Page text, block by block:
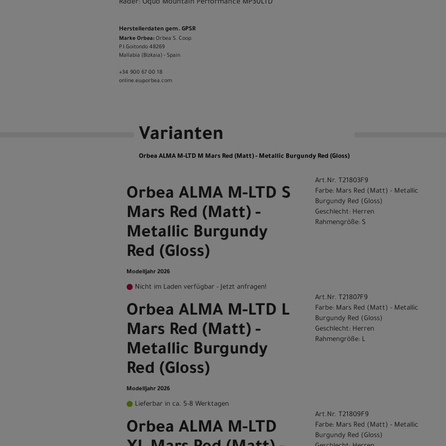
Räder: Oquo Mountain Performance MP30LTD
Herstellerdaten gem. GPSR
Marke Orbea: Orbea S. Coop.
P.I.Goitondo 48269
Mallabia (Bizkaia) - Spain
+34 900 67 00 18
online.eu@orbea.com
Varianten
Orbea ALMA M-LTD M Mars Red (Matt) - Metallic Burgundy Red (Gloss)
Orbea ALMA M-LTD S
Mars Red (Matt) -
Metallic Burgundy
Red (Gloss)
Modelljahr 2026
Nicht im Laden verfügbar - Jetzt anfragen!
Art.Nr. T21803F9
Farbe: Mars Red (Matt) - Metallic
Burgundy Red (Gloss)
Geschlecht: Herren
Rahmengröße: S
Orbea ALMA M-LTD L
Mars Red (Matt) -
Metallic Burgundy
Red (Gloss)
Modelljahr 2026
Lieferbar in ca. 5-8 Werktagen
Art.Nr. T21807F9
Farbe: Mars Red (Matt) - Metallic
Burgundy Red (Gloss)
Geschlecht: Herren
Rahmengröße: L
Orbea ALMA M-LTD
Art.Nr. T21809F9
Farbe: Mars Red (Matt) - Metallic
Burgundy Red (Gloss)